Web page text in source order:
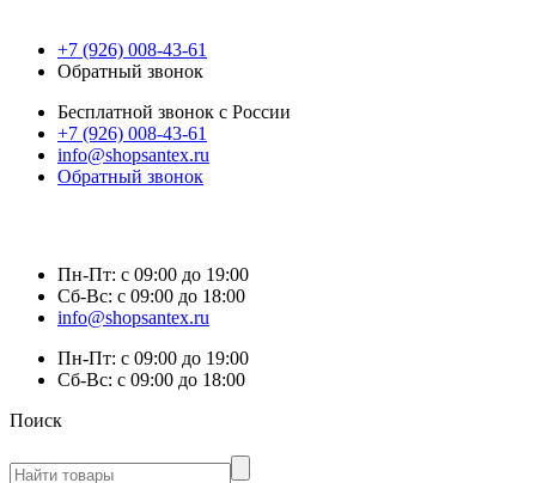
+7 (926) 008-43-61
Обратный звонок
Бесплатной звонок с России
+7 (926) 008-43-61
info@shopsantex.ru
Обратный звонок
Пн-Пт: с 09:00 до 19:00
Сб-Вс: с 09:00 до 18:00
info@shopsantex.ru
Пн-Пт: с 09:00 до 19:00
Сб-Вс: с 09:00 до 18:00
Поиск